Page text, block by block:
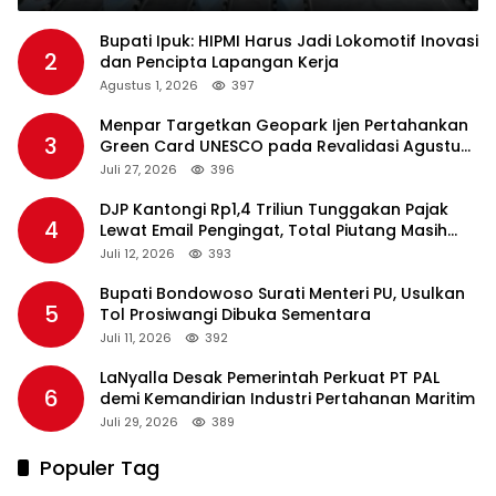
2
Bupati Ipuk: HIPMI Harus Jadi Lokomotif Inovasi
dan Pencipta Lapangan Kerja
Agustus 1, 2026 397
3
Menpar Targetkan Geopark Ijen Pertahankan
Green Card UNESCO pada Revalidasi Agustus
2026
Juli 27, 2026 396
4
DJP Kantongi Rp1,4 Triliun Tunggakan Pajak
Lewat Email Pengingat, Total Piutang Masih
Rp36 Triliun
Juli 12, 2026 393
5
Bupati Bondowoso Surati Menteri PU, Usulkan
Tol Prosiwangi Dibuka Sementara
Juli 11, 2026 392
6
LaNyalla Desak Pemerintah Perkuat PT PAL
demi Kemandirian Industri Pertahanan Maritim
Juli 29, 2026 389
Populer Tag